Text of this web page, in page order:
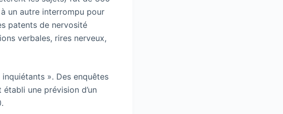
un autre interrompu pour
patents de nervosité
verbales, rires nerveux,
». Des enquêtes
une prévision d’un